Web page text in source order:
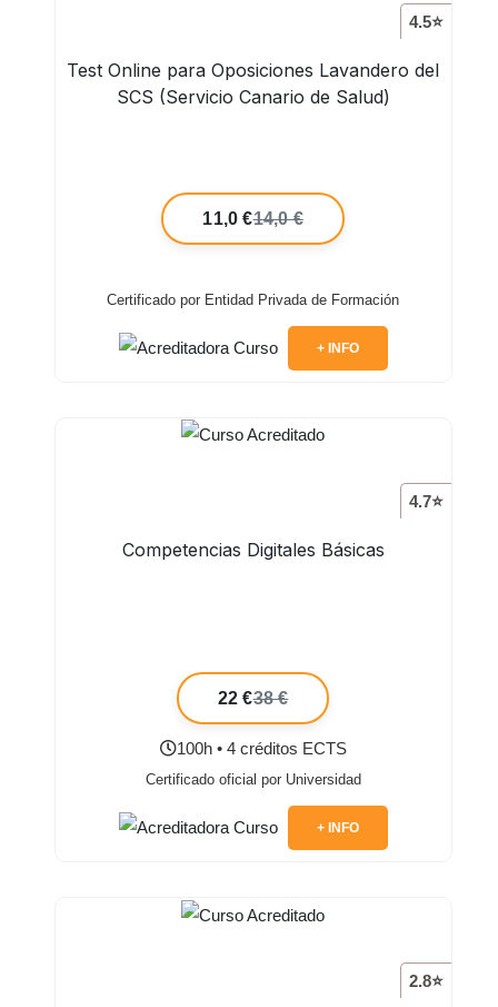
4.5⭐
Test Online para Oposiciones Lavandero del
SCS (Servicio Canario de Salud)
11,0 €14,0 €
Certificado por Entidad Privada de Formación
+ INFO
4.7⭐
Competencias Digitales Básicas
22 €38 €
100h • 4 créditos ECTS
Certificado oficial por Universidad
+ INFO
2.8⭐